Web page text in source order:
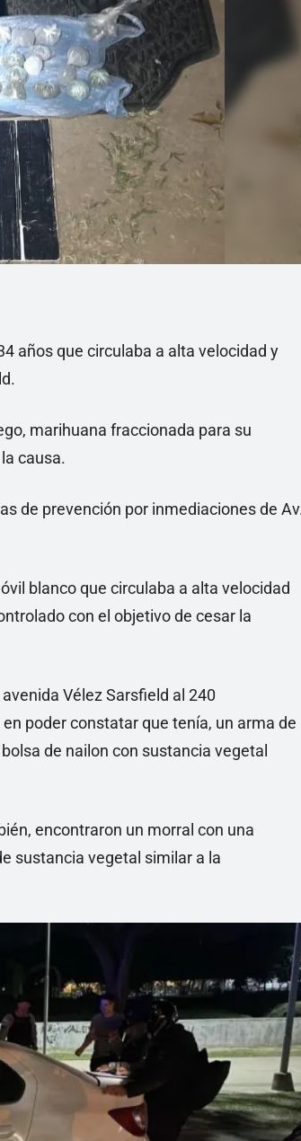
años que circulaba a alta velocidad y
marihuana fraccionada para su
causa.
de prevención por inmediaciones de
blanco que circulaba a alta velocidad
con el objetivo de cesar la
Vélez Sarsfield al 240
poder constatar que tenía, un arma de
de nailon con sustancia vegetal
encontraron un morral con una
sustancia vegetal similar a la